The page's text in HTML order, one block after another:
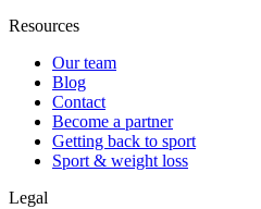
Resources
Our team
Blog
Contact
Become a partner
Getting back to sport
Sport & weight loss
Legal